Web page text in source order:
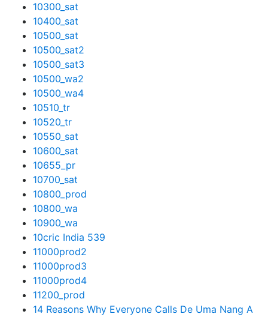
10300_sat
10400_sat
10500_sat
10500_sat2
10500_sat3
10500_wa2
10500_wa4
10510_tr
10520_tr
10550_sat
10600_sat
10655_pr
10700_sat
10800_prod
10800_wa
10900_wa
10cric India 539
11000prod2
11000prod3
11000prod4
11200_prod
14 Reasons Why Everyone Calls De Uma Nang A